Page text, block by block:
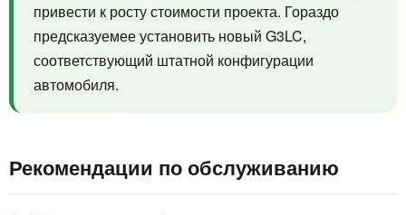
привести к росту стоимости проекта. Гораздо
предсказуемее установить новый G3LC,
соответствующий штатной конфигурации
автомобиля.
Рекомендации по обслуживанию